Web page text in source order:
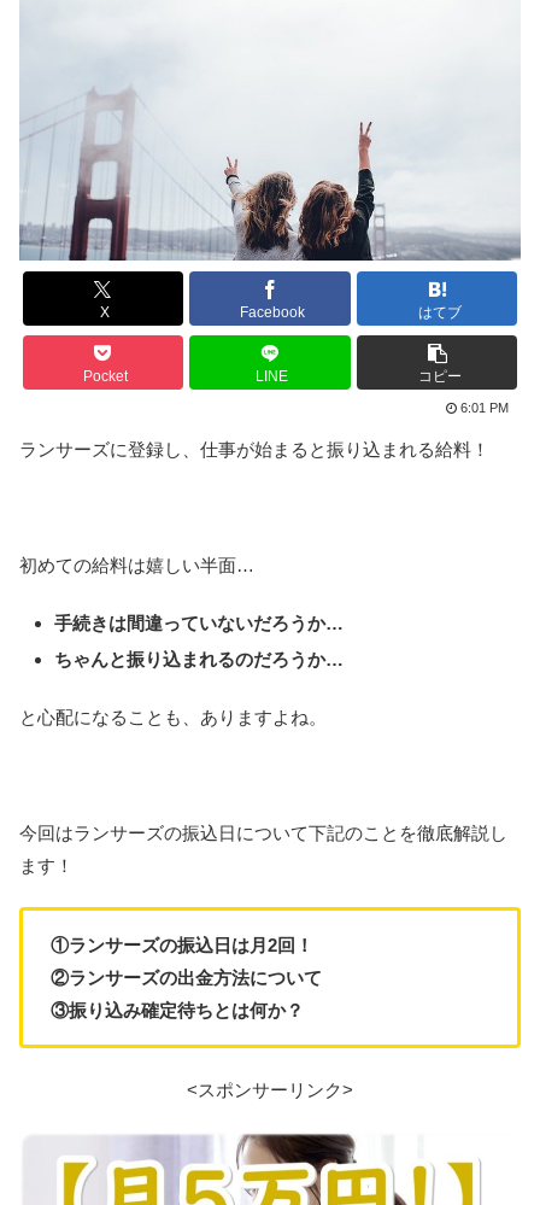
X Facebook はてブ
Pocket LINE コピー
6:01 PM
ランサーズに登録し、仕事が始まると振り込まれる給料！
初めての給料は嬉しい半面…
手続きは間違っていないだろうか…
ちゃんと振り込まれるのだろうか…
と心配になることも、ありますよね。
今回はランサーズの振込日について下記のことを徹底解説し
ます！
①ランサーズの振込日は月2回！
②ランサーズの出金方法について
③振り込み確定待ちとは何か？
<スポンサーリンク>